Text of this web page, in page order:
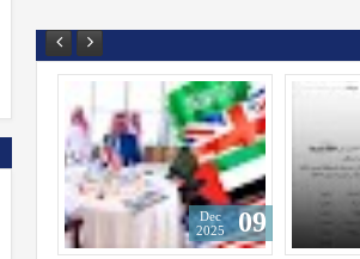
13
Jan
2023